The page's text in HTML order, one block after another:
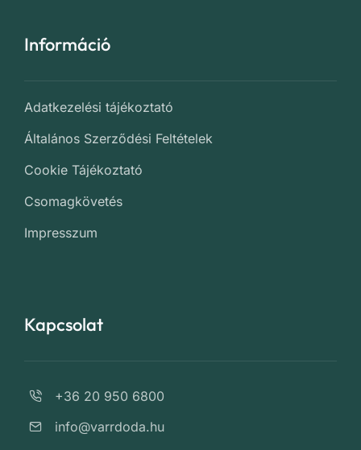
Információ
Adatkezelési tájékoztató
Általános Szerződési Feltételek
Cookie Tájékoztató
Csomagkövetés
Impresszum
Kapcsolat
+36 20 950 6800
info@varrdoda.hu